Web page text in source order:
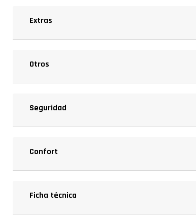
Extras
Otros
Seguridad
Confort
Ficha técnica